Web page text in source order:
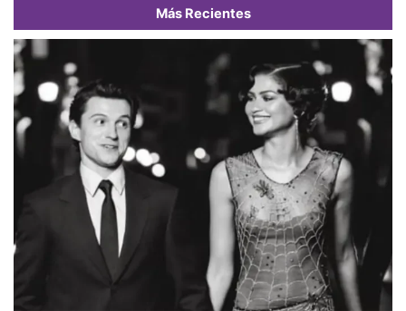
Más Recientes